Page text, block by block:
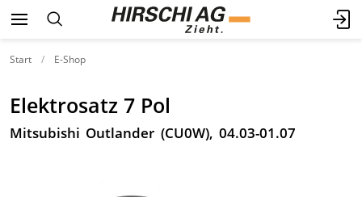
Start E-Shop
Elektrosatz 7 Pol
Mitsubishi Outlander (CU0W), 04.03-01.07